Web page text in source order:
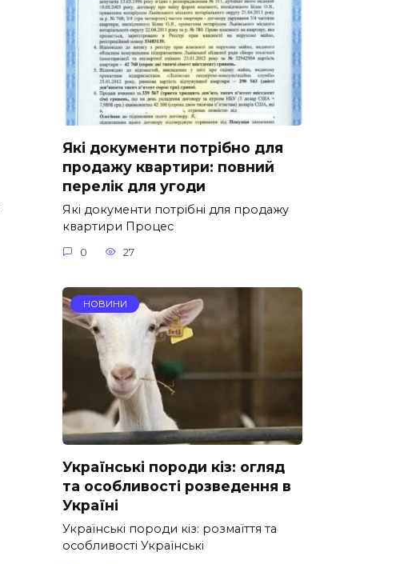
Які документи потрібно для
продажу квартири: повний
перелік для угоди
Які документи потрібні для продажу
квартири Процес
0 27
НОВИНИ
Українські породи кіз: огляд
та особливості розведення в
Україні
Українські породи кіз: розмаїття та
особливості Українські